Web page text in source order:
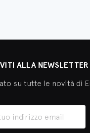
ALLA NEWSLETTER
su tutte le novità di